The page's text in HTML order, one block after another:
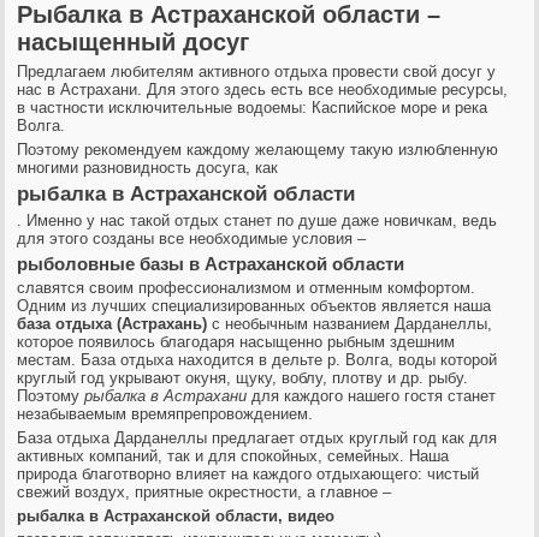
Рыбалка в Астраханской области –
насыщенный досуг
Предлагаем любителям активного отдыха провести свой досуг у
нас в Астрахани. Для этого здесь есть все необходимые ресурсы,
в частности исключительные водоемы: Каспийское море и река
Волга.
Поэтому рекомендуем каждому желающему такую излюбленную
многими разновидность досуга, как
рыбалка в Астраханской области
. Именно у нас такой отдых станет по душе даже новичкам, ведь
для этого созданы все необходимые условия –
рыболовные базы в Астраханской области
славятся своим профессионализмом и отменным комфортом.
Одним из лучших специализированных объектов является наша
база отдыха (Астрахань) с необычным названием Дарданеллы,
которое появилось благодаря насыщенно рыбным здешним
местам. База отдыха находится в дельте р. Волга, воды которой
круглый год укрывают окуня, щуку, воблу, плотву и др. рыбу.
Поэтомурыбалка в Астрахани для каждого нашего гостя станет
незабываемым времяпрепровождением.
База отдыха Дарданеллы предлагает отдых круглый год как для
активных компаний, так и для спокойных, семейных. Наша
природа благотворно влияет на каждого отдыхающего: чистый
свежий воздух, приятные окрестности, а главное –
рыбалка в Астраханской области, видео